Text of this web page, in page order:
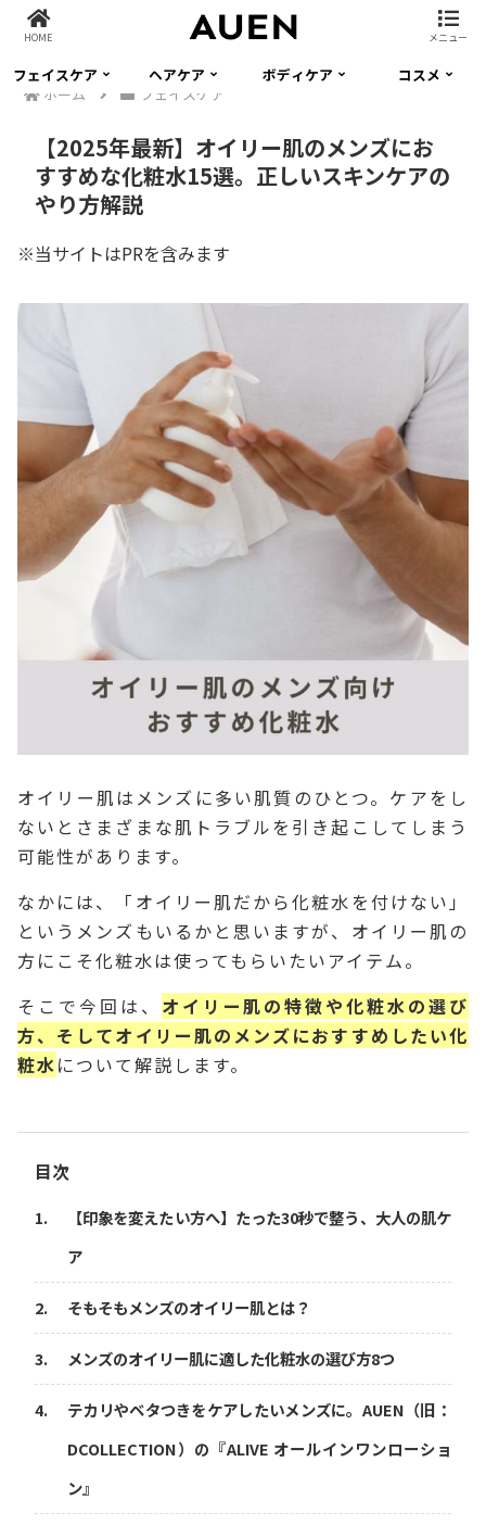
フェイスケア ヘアケア ボディケア
コスメ
ホーム
フェイスケア
【2025年最新】オイリー肌のメンズにお
すすめな化粧水15選。正しいスキンケアの
やり方解説
※当サイトはPRを含みます
オイリー肌はメンズに多い肌質のひとつ。ケアをし
ないとさまざまな肌トラブルを引き起こしてしまう
可能性があります。
なかには、「オイリー肌だから化粧水を付けない」
というメンズもいるかと思いますが、オイリー肌の
方にこそ化粧水は使ってもらいたいアイテム。
そこで今回は、 オイリー肌の特徴や化粧水の選び
方、そしてオイリー肌のメンズにおすすめしたい化
粧水について解説します。
目次
【印象を変えたい方へ】たった30秒で整う、大人の肌ケ
ア
そもそもメンズのオイリー肌とは？
メンズのオイリー肌に適した化粧水の選び方8つ
テカリやベタつきをケアしたいメンズに。AUEN（旧：
DCOLLECTION）の『ALIVE オールインワンローショ
ン』
HOME メニュー